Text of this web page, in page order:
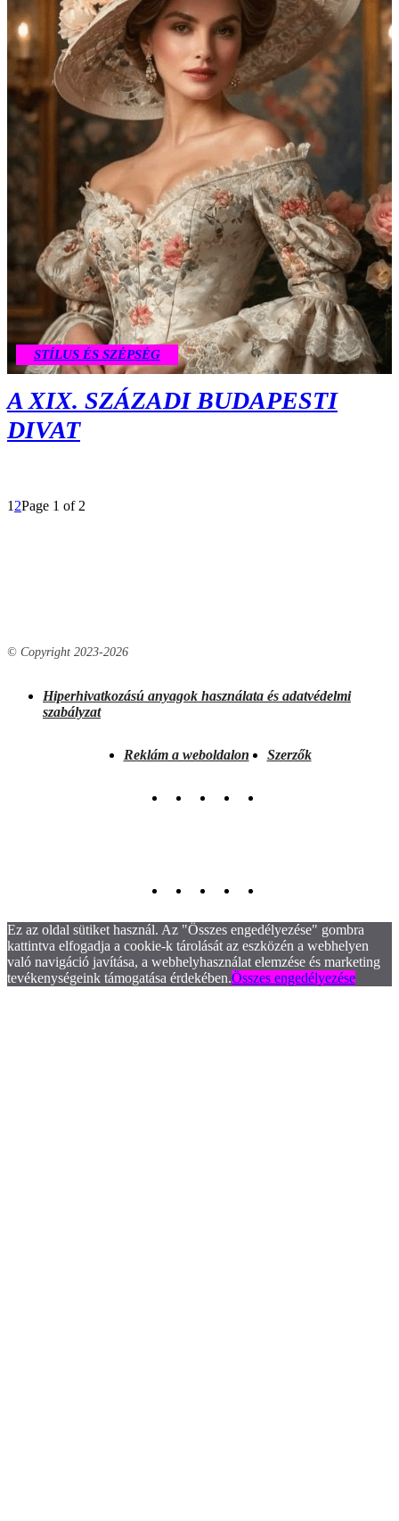
STÍLUS ÉS SZÉPSÉG
A XIX. SZÁZADI BUDAPESTI
DIVAT
1 2Page 1 of 2
© Copyright 2023-2026
Hiperhivatkozású anyagok használata és adatvédelmi
szabályzat
Reklám a weboldalon Szerzők
Ez az oldal sütiket használ. Az "Összes engedélyezése" gombra
kattintva elfogadja a cookie-k tárolását az eszközén a webhelyen
való navigáció javítása, a webhelyhasználat elemzése és marketing
tevékenységeink támogatása érdekében.Összes engedélyezése